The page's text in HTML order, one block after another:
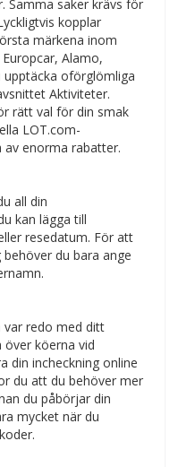
Samma saker krävs för
kopplar
märkena inom
Alamo,
upptäcka oförglömliga
Aktiviteter.
rätt val för din smak
LOT.com-
enorma rabatter.
all din
kan lägga till
resedatum. För att
du bara ange
var redo med ditt
köerna vid
din incheckning online
du att du behöver mer
du påbörjar din
mycket när du